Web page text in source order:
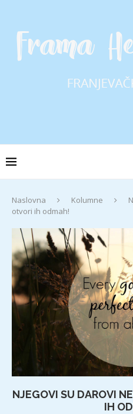
Naslovna Kolumne
otvori ih odmah!
NJEGOVI SU DAROVI
IH